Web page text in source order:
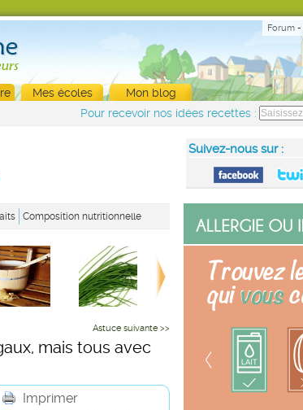
Forum -
Mes écoles
Mon blog
Pour recevoir nos idées recettes :
Suivez-nous sur :
Composition nutritionnelle
Astuce suivante >>
mais tous avec
Imprimer